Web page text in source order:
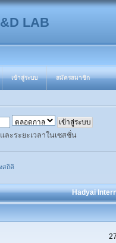
เข้าสู่ระบบ สมัครสมาชิก
ละระยะเวลาในเซสชั่น
สถิติ
Hadyai